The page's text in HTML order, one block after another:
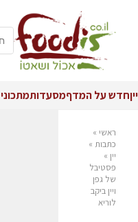
ייןחדש על המדףמסעדות
ראשי »
כתבות »
יין »
פסטיבל
של גפן
ויין ביקב
לוריא